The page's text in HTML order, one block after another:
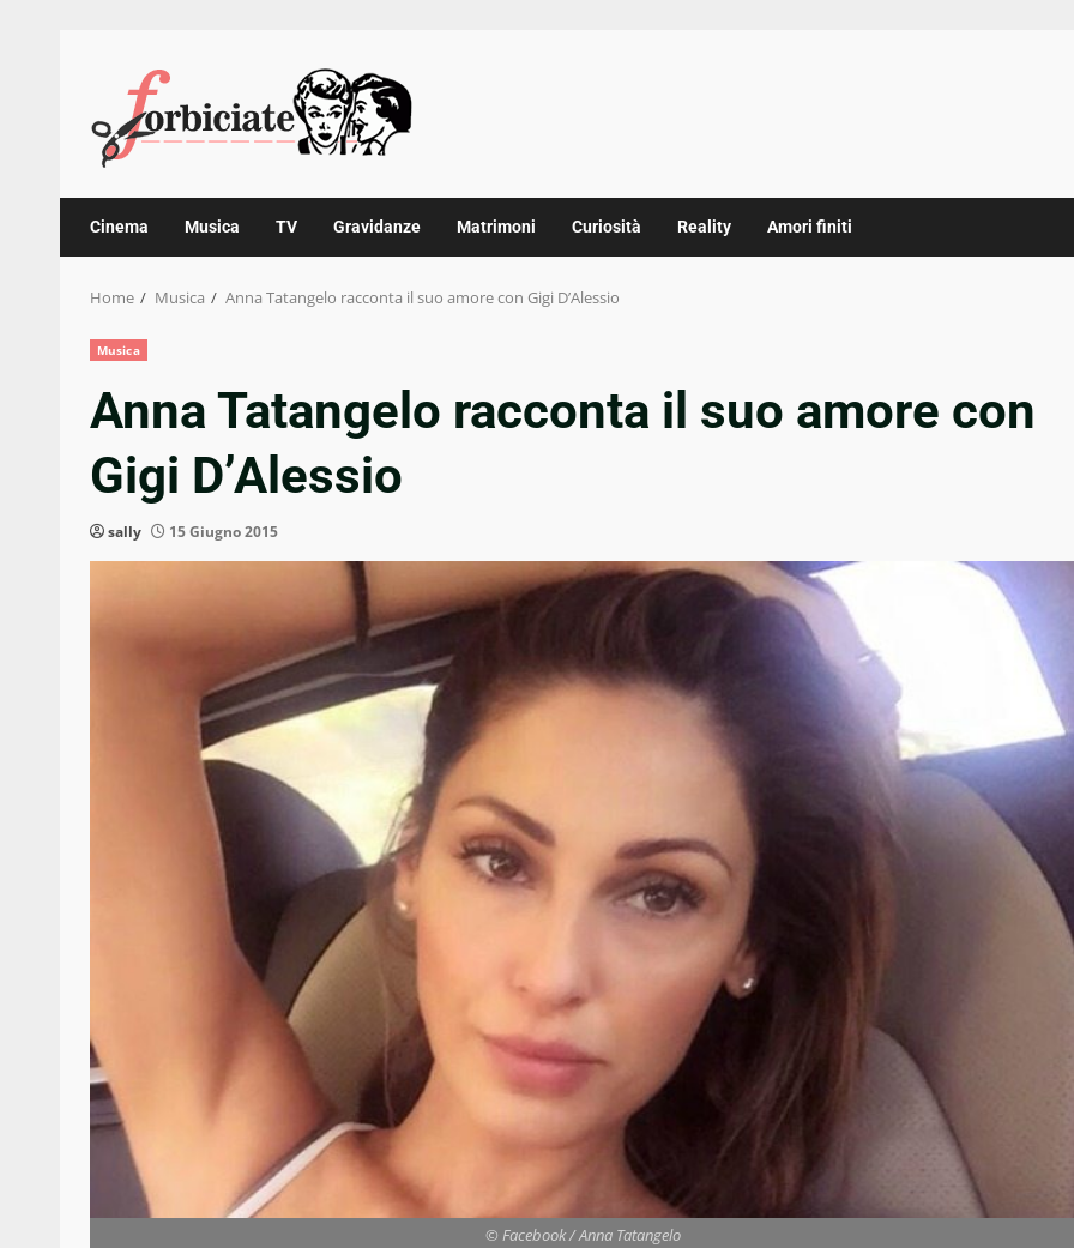
content
Cinema Musica TV Gravidanze Matrimoni Curiosità Reality Amori finiti
Home Musica Anna Tatangelo racconta il suo amore con Gigi D’Alessio
Musica
Anna Tatangelo racconta il suo amore con
Gigi D’Alessio
sally 15 Giugno 2015
© Facebook / Anna Tatangelo